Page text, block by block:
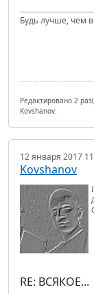
Будь лучше, чем
Редактировано 2
Kovshanov.
12 января 2017
Kovshanov
RE: ВСЯКОЕ...